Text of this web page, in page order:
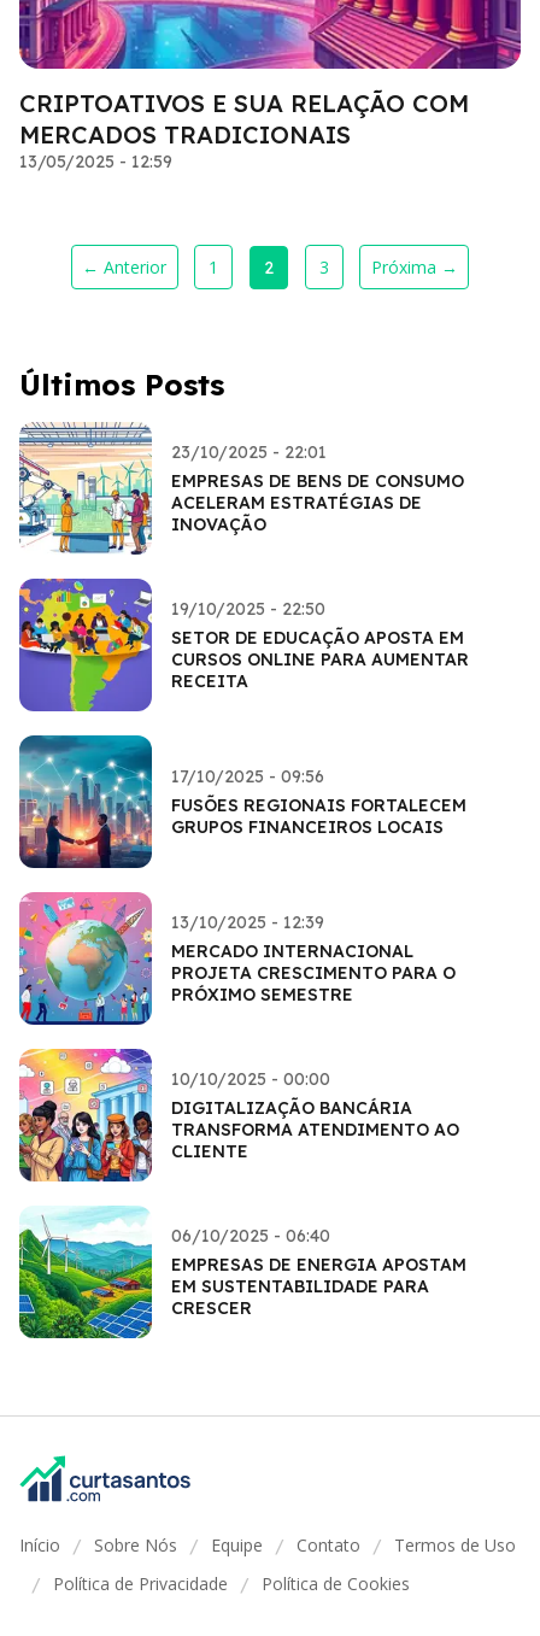
CRIPTOATIVOS E SUA RELAÇÃO COM
MERCADOS TRADICIONAIS
13/05/2025 - 12:59
← Anterior 1 2 3 Próxima →
Últimos Posts
23/10/2025 - 22:01
EMPRESAS DE BENS DE CONSUMO
ACELERAM ESTRATÉGIAS DE
INOVAÇÃO
19/10/2025 - 22:50
SETOR DE EDUCAÇÃO APOSTA EM
CURSOS ONLINE PARA AUMENTAR
RECEITA
17/10/2025 - 09:56
FUSÕES REGIONAIS FORTALECEM
GRUPOS FINANCEIROS LOCAIS
13/10/2025 - 12:39
MERCADO INTERNACIONAL
PROJETA CRESCIMENTO PARA O
PRÓXIMO SEMESTRE
10/10/2025 - 00:00
DIGITALIZAÇÃO BANCÁRIA
TRANSFORMA ATENDIMENTO AO
CLIENTE
06/10/2025 - 06:40
EMPRESAS DE ENERGIA APOSTAM
EM SUSTENTABILIDADE PARA
CRESCER
Início / Sobre Nós / Equipe / Contato / Termos de Uso
/ Política de Privacidade / Política de Cookies